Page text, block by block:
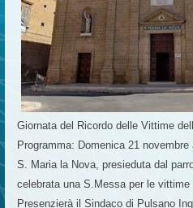
Giornata del Ricordo delle Vittime
Programma: Domenica 21
S. Maria la Nova, presieduta dal
celebrata una S.Messa per le vittime
Presenzierà il Sindaco di Pulsano